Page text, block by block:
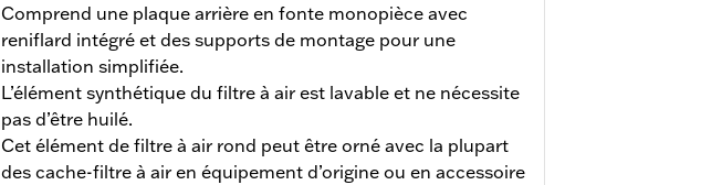
Comprend une plaque arrière en fonte monopièce avec
reniflard intégré et des supports de montage pour une
installation simplifiée.
L’élément synthétique du filtre à air est lavable et ne nécessite
pas d’être huilé.
Cet élément de filtre à air rond peut être orné avec la plupart
des cache-filtre à air en équipement d’origine ou en accessoire